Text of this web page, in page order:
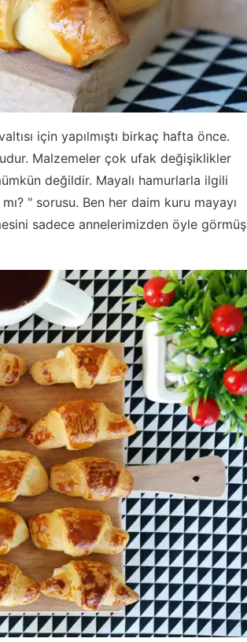
için yapılmıştı birkaç hafta önce.
Malzemeler çok ufak değişiklikler
değildir. Mayalı hamurlarla ilgili
" sorusu. Ben her daim kuru mayayı
sadece annelerimizden öyle görmüş